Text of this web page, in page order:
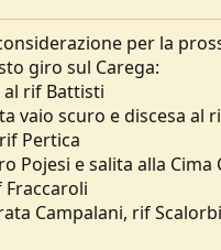
per la
giro sul Carega:
rif Battisti
vaio scuro e discesa al
Pertica
Pojesi e salita alla Cima
Campalani, rif